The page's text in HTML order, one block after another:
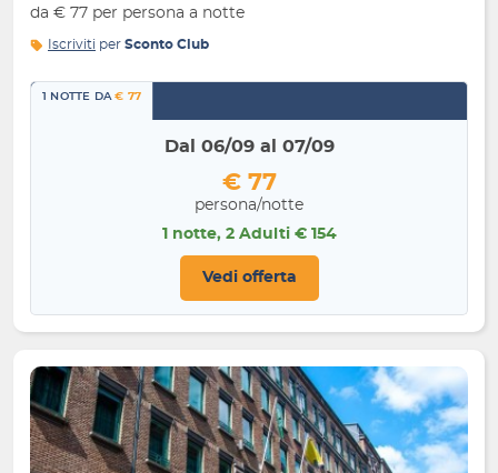
da € 77 per persona a notte
Iscriviti per Sconto Club
1 NOTTE DA€ 77
Dal 06/09 al 07/09
€ 77
persona/notte
1 notte, 2 Adulti € 154
Vedi offerta